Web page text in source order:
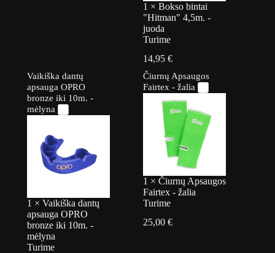
1 × Bokso bintai
"Hitman" 4,5m. -
juoda
Turime
14,95 €
Vaikiška dantų
apsauga OPRO
bronze iki 10m. -
mėlyna
1 ×Vaikiška dantų
apsauga OPRO
bronze iki 10m. -
mėlyna
Turime
Čiurnų Apsaugos
Fairtex - žalia
1 × Čiurnų Apsaugos
Fairtex - žalia
Turime
25,00 €